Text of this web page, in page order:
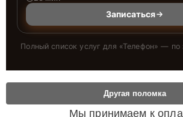
Записаться
Полный список услуг для «Телефон» — по
Мы принимаем к
Другая поломка